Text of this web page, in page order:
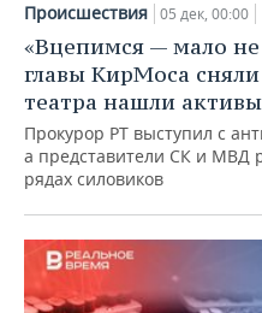
Происшествия 05 дек, 00:00
«Вцепимся — мало не
главы КирМоса
театра нашли
Прокурор РТ выступил с
а представители СК и МВД
рядах силовиков